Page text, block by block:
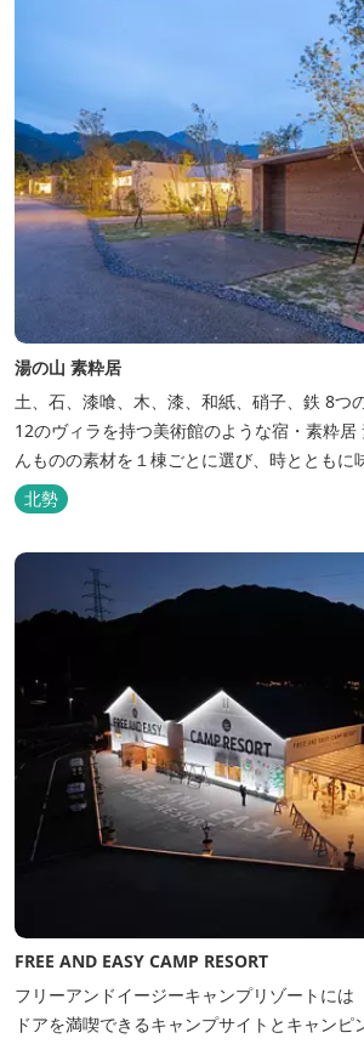
湯の山 素粋居
土、石、漆喰、木、漆、和紙、硝子、鉄 8つ
12のヴィラを持つ美術館のような宿・素粋居 素のままで美しいほ
んものの素材を１棟ごとに選び、時とともに
ィラをつくりました。現代美術・工芸・古美
つらえた空間は、 とびきり居心地が良い美術
す。 「そ...
北勢
FREE AND EASY CAMP RESORT
フリーアンドイージーキャンプリゾートには
ドアを満喫できるキャンプサイトとキャンピ